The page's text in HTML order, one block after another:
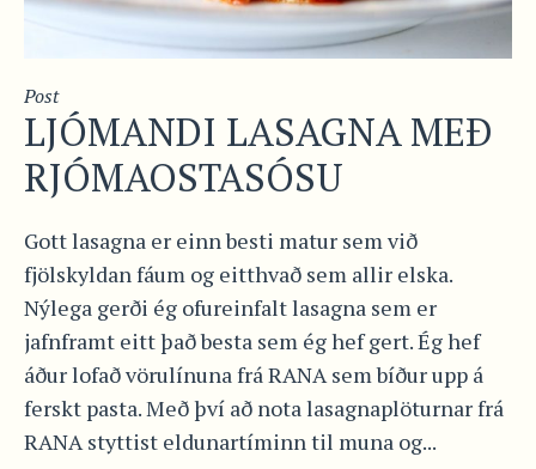
Post
LJÓMANDI LASAGNA MEÐ
RJÓMAOSTASÓSU
Gott lasagna er einn besti matur sem við
fjölskyldan fáum og eitthvað sem allir elska.
Nýlega gerði ég ofureinfalt lasagna sem er
jafnframt eitt það besta sem ég hef gert. Ég hef
áður lofað vörulínuna frá RANA sem bíður upp á
ferskt pasta. Með því að nota lasagnaplöturnar frá
RANA styttist eldunartíminn til muna og...